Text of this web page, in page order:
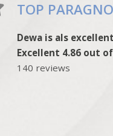
TOP
Dewa is als
Excellent 4.86 out
140 reviews